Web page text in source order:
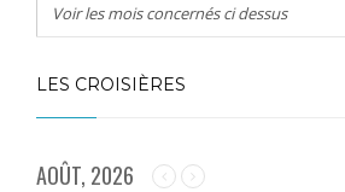
Voir les mois concernés ci dessus
LES CROISIÈRES
AOÛT, 2026